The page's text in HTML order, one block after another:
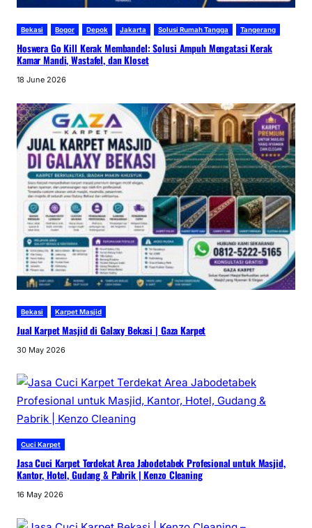
Bekasi Bogor Depok Jakarta Solusi Rumah Tangga Tangerang
Hoswera Go Kill Kerak Membandel: Solusi Ampuh Mengatasi Kerak
Kamar Mandi, Wastafel, dan Kloset
18 June 2026
Bekasi Karpet Masjid
Jual Karpet Masjid di Galaxy Bekasi | Gaza Karpet
30 May 2026
Cuci Karpet
Jasa Cuci Karpet Terdekat Area Jabodetabek Profesional untuk Masjid,
Kantor, Hotel, Gudang & Pabrik | Kenzo Cleaning
16 May 2026